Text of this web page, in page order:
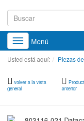
Toggle
navigation
Menú
Usted está aquí: Piezas
volver a la vista
general
anterior